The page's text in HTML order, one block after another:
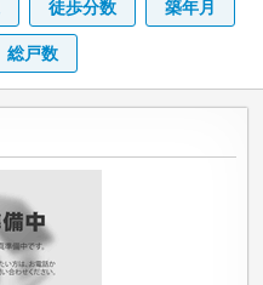
徒歩分数 築年月
総戸数